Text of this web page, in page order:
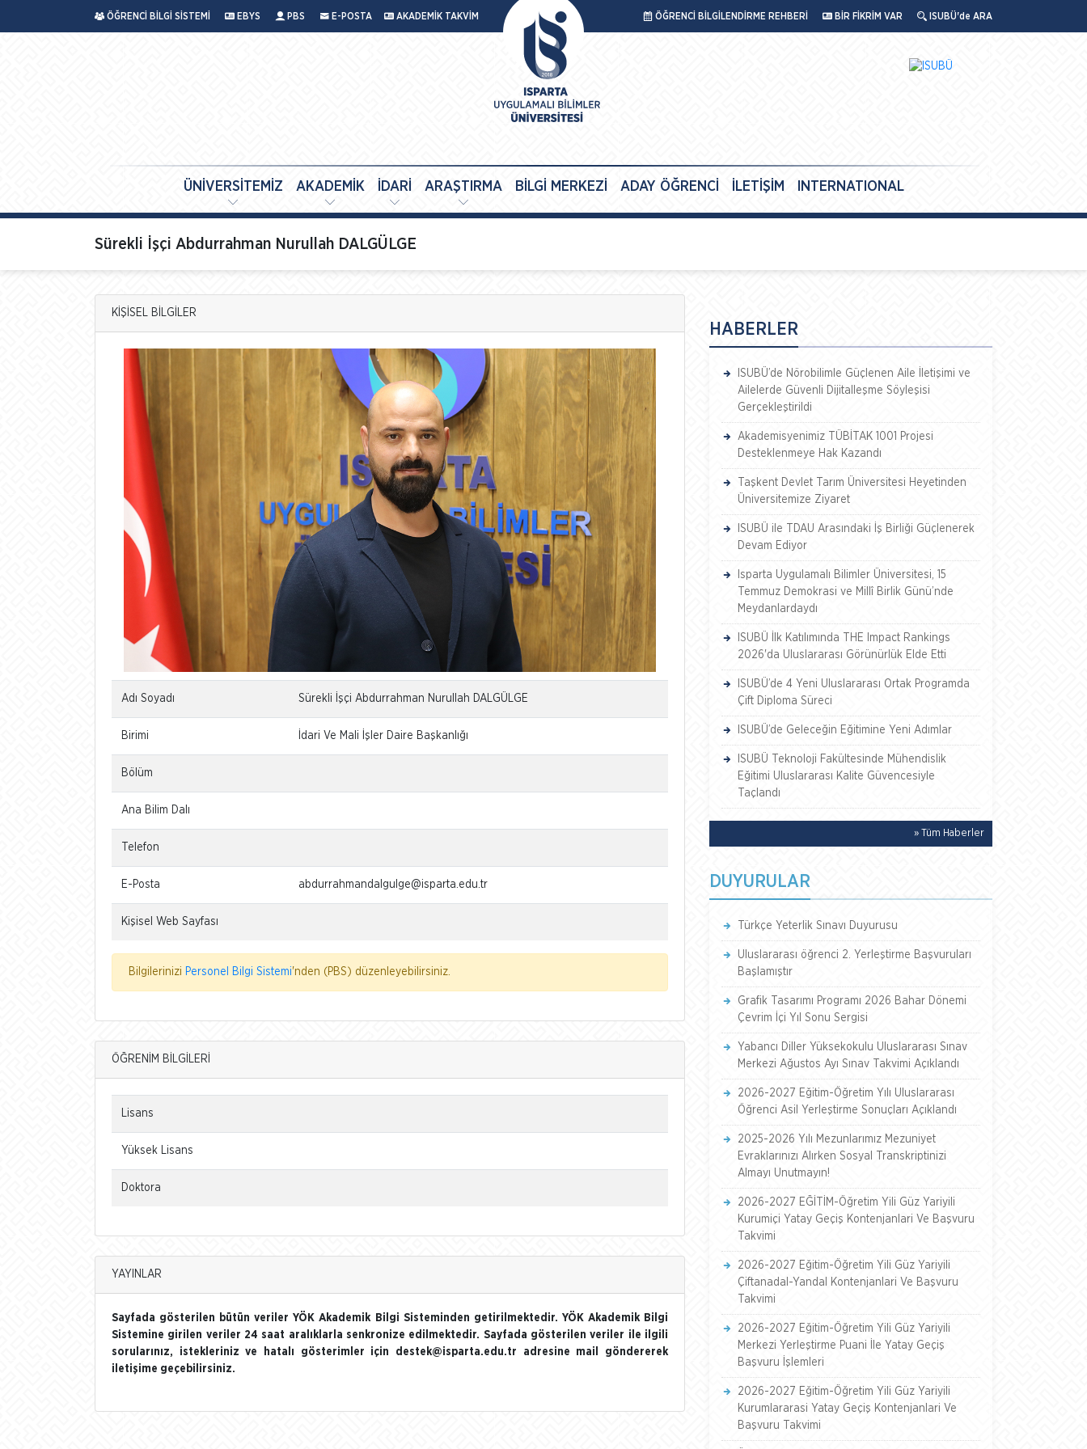
ÖĞRENCİ BİLGİ SİSTEMİ EBYS PBS E-POSTA AKADEMİK TAKVİM ÖĞRENCİ BİLGİLENDİRME REHBERİ BİR FİKRİM VAR ISUBÜ'de ARA
ÜNİVERSİTEMİZ AKADEMİK İDARİ ARAŞTIRMA BİLGİ MERKEZİ ADAY ÖĞRENCİ İLETİŞİM INTERNATIONAL
Sürekli İşçi Abdurrahman Nurullah DALGÜLGE
KİŞİSEL BİLGİLER
Adı Soyadı Sürekli İşçi Abdurrahman Nurullah DALGÜLGE
Birimi İdari Ve Mali İşler Daire Başkanlığı
Bölüm
Ana Bilim Dalı
Telefon
E-Posta abdurrahmandalgulge@isparta.edu.tr
Kişisel Web Sayfası
Bilgilerinizi Personel Bilgi Sistemi'nden (PBS) düzenleyebilirsiniz.
ÖĞRENİM BİLGİLERİ
Lisans
Yüksek Lisans
Doktora
YAYINLAR
Sayfada gösterilen bütün veriler YÖK Akademik Bilgi Sisteminden getirilmektedir. YÖK Akademik Bilgi
Sistemine girilen veriler 24 saat aralıklarla senkronize edilmektedir. Sayfada gösterilen veriler ile ilgili
sorularınız, istekleriniz ve hatalı gösterimler için destek@isparta.edu.tr adresine mail göndererek
iletişime geçebilirsiniz.
HABERLER
ISUBÜ’de Nörobilimle Güçlenen Aile İletişimi ve
Ailelerde Güvenli Dijitalleşme Söyleşisi
Gerçekleştirildi
Akademisyenimiz TÜBİTAK 1001 Projesi
Desteklenmeye Hak Kazandı
Taşkent Devlet Tarım Üniversitesi Heyetinden
Üniversitemize Ziyaret
ISUBÜ ile TDAU Arasındaki İş Birliği Güçlenerek
Devam Ediyor
Isparta Uygulamalı Bilimler Üniversitesi, 15
Temmuz Demokrasi ve Millî Birlik Günü’nde
Meydanlardaydı
ISUBÜ İlk Katılımında THE Impact Rankings
2026'da Uluslararası Görünürlük Elde Etti
ISUBÜ’de 4 Yeni Uluslararası Ortak Programda
Çift Diploma Süreci
ISUBÜ’de Geleceğin Eğitimine Yeni Adımlar
ISUBÜ Teknoloji Fakültesinde Mühendislik
Eğitimi Uluslararası Kalite Güvencesiyle
Taçlandı
» Tüm Haberler
DUYURULAR
Türkçe Yeterlik Sınavı Duyurusu
Uluslararası öğrenci 2. Yerleştirme Başvuruları
Başlamıştır
Grafik Tasarımı Programı 2026 Bahar Dönemi
Çevrim İçi Yıl Sonu Sergisi
Yabancı Diller Yüksekokulu Uluslararası Sınav
Merkezi Ağustos Ayı Sınav Takvimi Açıklandı
2026-2027 Eğitim-Öğretim Yılı Uluslararası
Öğrenci Asil Yerleştirme Sonuçları Açıklandı
2025-2026 Yılı Mezunlarımız Mezuniyet
Evraklarınızı Alırken Sosyal Transkriptinizi
Almayı Unutmayın!
2026-2027 EĞİTİM-Öğretim Yili Güz Yariyili
Kurumiçi Yatay Geçiş Kontenjanlari Ve Başvuru
Takvimi
2026-2027 Eğitim-Öğretim Yili Güz Yariyili
Çiftanadal-Yandal Kontenjanlari Ve Başvuru
Takvimi
2026-2027 Eğitim-Öğretim Yili Güz Yariyili
Merkezi Yerleştirme Puani İle Yatay Geçiş
Başvuru İşlemleri
2026-2027 Eğitim-Öğretim Yili Güz Yariyili
Kurumlararasi Yatay Geçiş Kontenjanlari Ve
Başvuru Takvimi